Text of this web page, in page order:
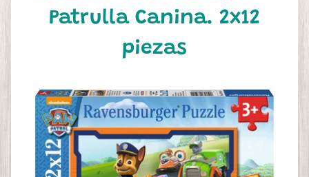
Patrulla Canina. 2x12
piezas